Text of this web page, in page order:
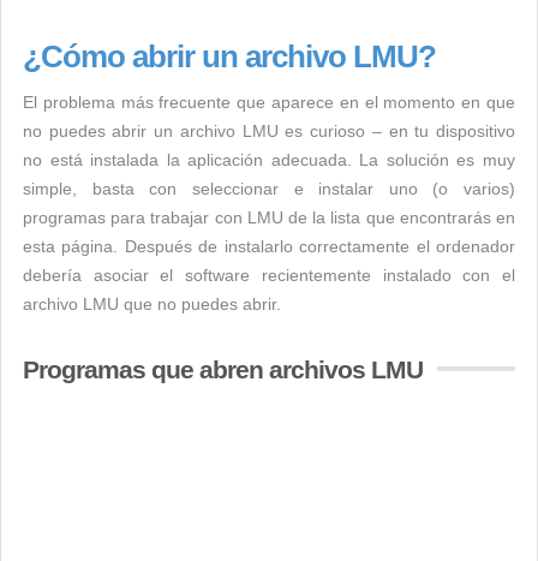
¿Cómo abrir un archivo LMU?
El problema más frecuente que aparece en el momento en que
no puedes abrir un archivo LMU es curioso – en tu dispositivo
no está instalada la aplicación adecuada. La solución es muy
simple, basta con seleccionar e instalar uno (o varios)
programas para trabajar con LMU de la lista que encontrarás en
esta página. Después de instalarlo correctamente el ordenador
debería asociar el software recientemente instalado con el
archivo LMU que no puedes abrir.
Programas que abren archivos LMU